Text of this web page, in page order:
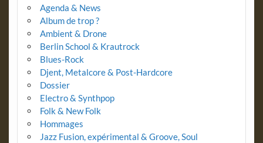
Agenda & News
Album de trop ?
Ambient & Drone
Berlin School & Krautrock
Blues-Rock
Djent, Metalcore & Post-Hardcore
Dossier
Electro & Synthpop
Folk & New Folk
Hommages
Jazz Fusion, expérimental & Groove, Soul